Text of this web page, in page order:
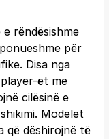
rëndësishme
për
Disa nga
ët me
cilësinë e
Modelet
që dëshirojnë të